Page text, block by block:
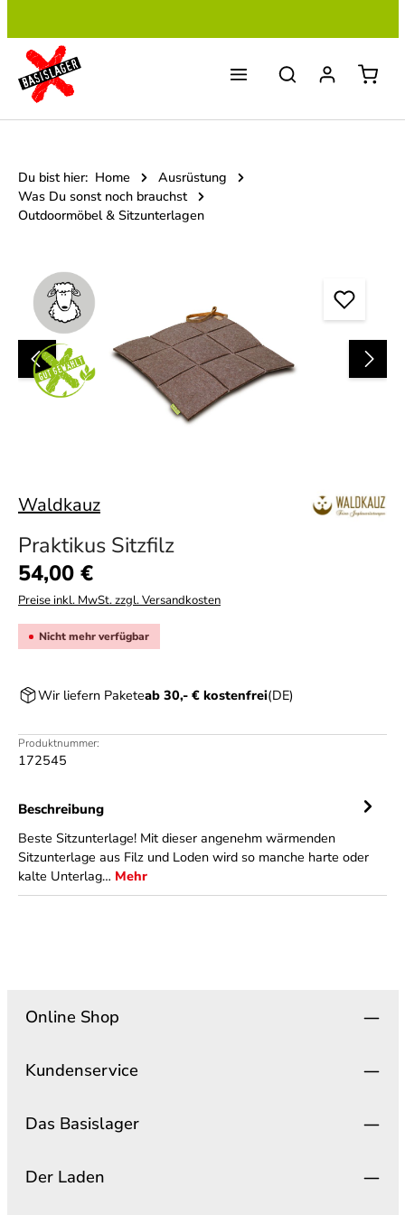
Du bist hier: Home
Ausrüstung
Was Du sonst noch brauchst
Outdoormöbel & Sitzunterlagen
Waldkauz
Praktikus Sitzfilz
Regulärer Preis:
54,00 €
Preise inkl. MwSt. zzgl. Versandkosten
Nicht mehr verfügbar
Wir liefern Paketeab 30,- € kostenfrei(DE)
Produktnummer:
172545
Beschreibung
Beste Sitzunterlage! Mit dieser angenehm wärmenden
Sitzunterlage aus Filz und Loden wird so manche harte oder
kalte Unterlag… Mehr
Online Shop
Kundenservice
Das Basislager
Der Laden